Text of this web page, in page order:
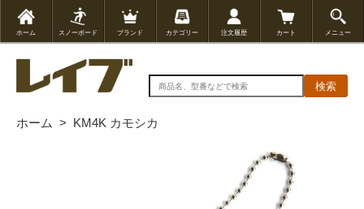
ホーム スノーボード ブランド カテゴリー 注文履歴 カート メニュー
検索
ホーム > KM4K カモシカ